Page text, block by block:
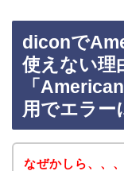
diconで
使えない理
「
用でエラー
なぜかしら、、